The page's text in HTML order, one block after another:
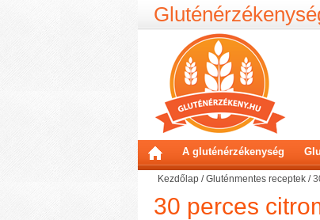
A gluténérzékenység
Kezdőlap /Gluténmentes receptek /
30 perces